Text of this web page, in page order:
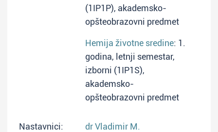
(1IP1P), akademsko-
opšteobrazovni predmet
Hemija životne sredine: 1.
godina, letnji semestar,
izborni (1IP1S),
akademsko-
opšteobrazovni predmet
Nastavnici:
dr Vladimir M.